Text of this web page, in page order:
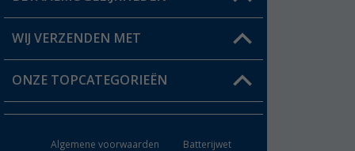
Verlanglijstje
Verzendinformatie
Catalogus
WIJ VERZENDEN MET
ONZE TOPCATEGORIEËN
Algemene voorwaarden Batterijwet